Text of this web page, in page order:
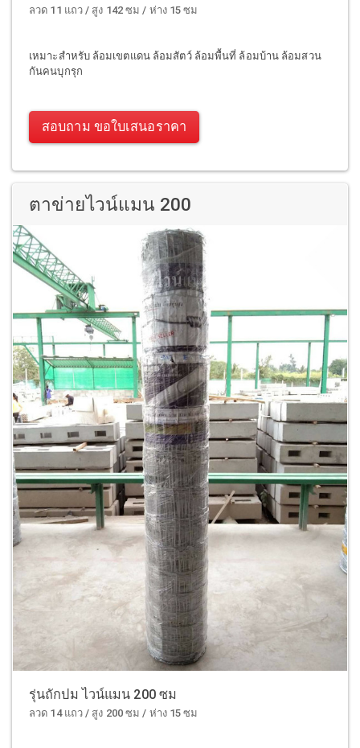
ลวด 11 แถว / สูง 142 ซม / ห่าง 15 ซม
เหมาะสำหรับ ล้อมเขตแดน ล้อมสัตว์ ล้อมพื้นที่ ล้อมบ้าน ล้อมสวน
กันคนบุกรุก
สอบถาม ขอใบเสนอราคา
ตาข่ายไวน์แมน 200
รุ่นถักปม ไวน์แมน 200 ซม
ลวด 14 แถว / สูง 200 ซม / ห่าง 15 ซม